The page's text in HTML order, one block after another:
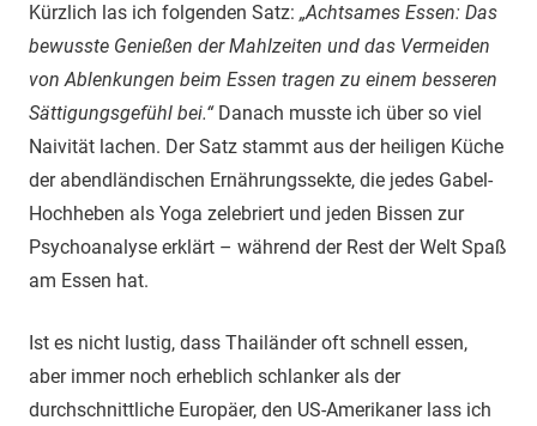
Kürzlich las ich folgenden Satz: „Achtsames Essen: Das
bewusste Genießen der Mahlzeiten und das Vermeiden
von Ablenkungen beim Essen tragen zu einem besseren
Sättigungsgefühl bei.“Danach musste ich über so viel
Naivität lachen. Der Satz stammt aus der heiligen Küche
der abendländischen Ernährungssekte, die jedes Gabel-
Hochheben als Yoga zelebriert und jeden Bissen zur
Psychoanalyse erklärt – während der Rest der Welt Spaß
am Essen hat.
Ist es nicht lustig, dass Thailänder oft schnell essen,
aber immer noch erheblich schlanker als der
durchschnittliche Europäer, den US-Amerikaner lass ich